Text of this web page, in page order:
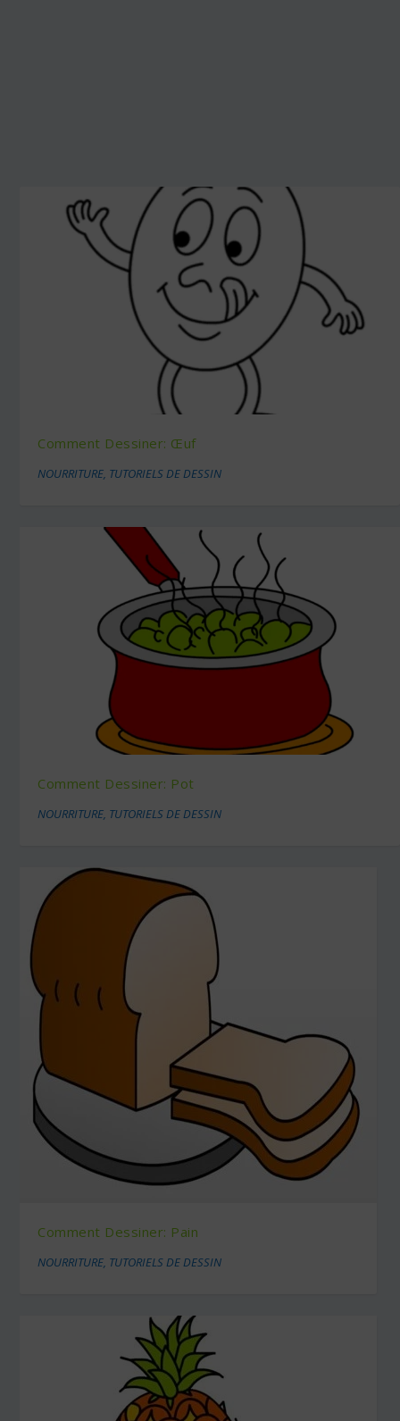
Comment Dessiner: Œuf
NOURRITURE, TUTORIELS DE DESSIN
Comment Dessiner: Pot
NOURRITURE, TUTORIELS DE DESSIN
Comment Dessiner: Pain
NOURRITURE, TUTORIELS DE DESSIN